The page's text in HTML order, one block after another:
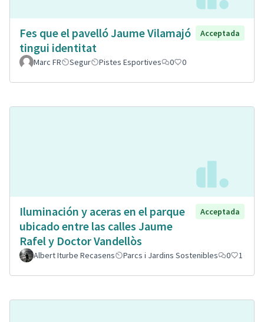
Fes que el pavelló Jaume Vilamajó
tingui identitat
Acceptada
Marc FR Segur Pistes Esportives 0 0
Iluminación y aceras en el parque
ubicado entre las calles Jaume
Rafel y Doctor Vandellòs
Acceptada
Albert Iturbe Recasens Parcs i Jardins Sostenibles 0 1